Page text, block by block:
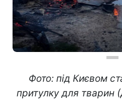
Фото: під Києвом
притулку для тварин